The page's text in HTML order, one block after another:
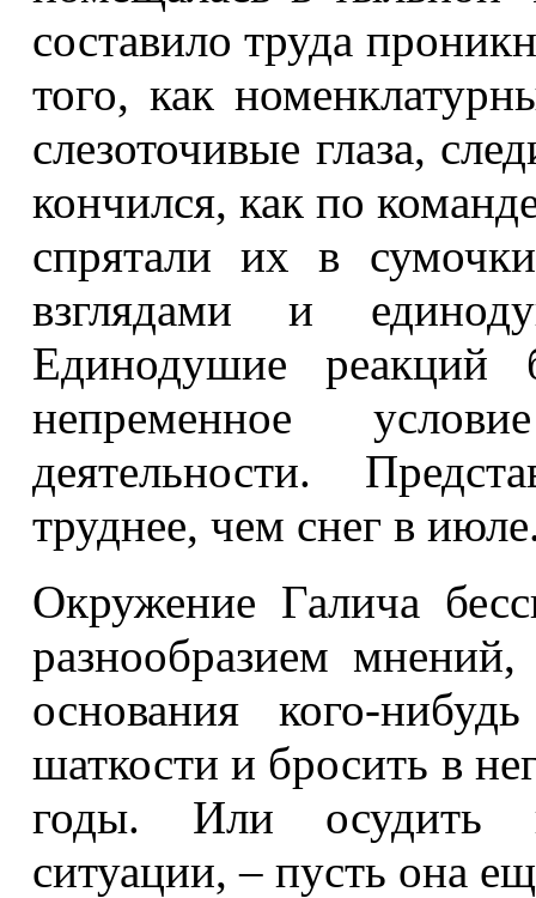
составило труда
того, как
слезоточивые глаза,
кончился, как по
спрятали их в
взглядами и
Единодушие
непременное
деятельности.
труднее, чем снег в
Окружение Галича
разнообразием
основания кого-
шаткости и бросить в
годы. Или осудить
ситуации, – пусть она